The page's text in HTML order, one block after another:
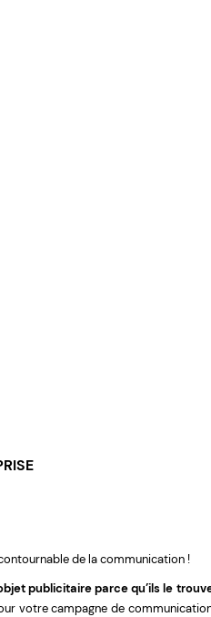
de la communication !
publicitaire parce qu’ils le
votre campagne de